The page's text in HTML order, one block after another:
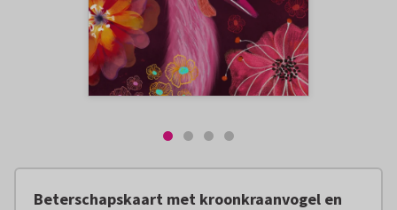
Beterschapskaart met kroonkraanvogel en